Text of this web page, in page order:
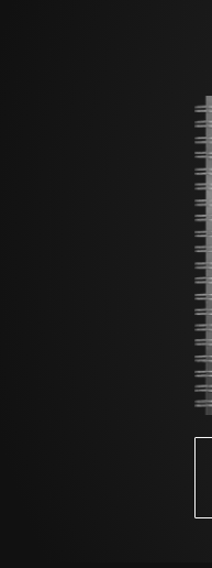
Se calientan
horas. A
Temple del
Lentamente
transferir
La elección
grietas. A
• Agua para
• Baño
Revenido